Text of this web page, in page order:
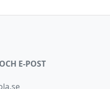
E-POST